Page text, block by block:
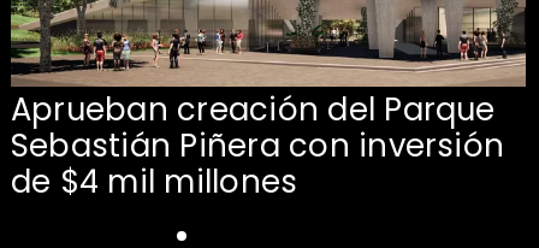
Aprueban creación del Parque
Sebastián Piñera con inversión
de $4 mil millones